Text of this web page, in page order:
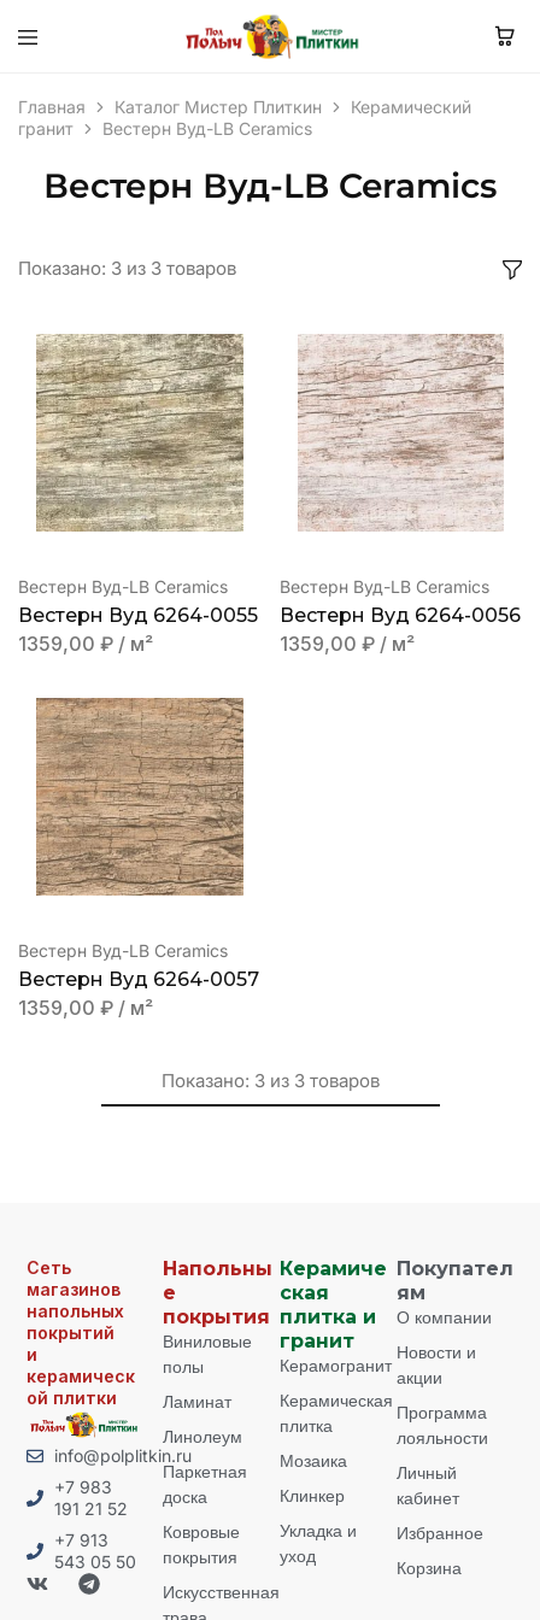
Главная Каталог Мистер Плиткин
Керамический
гранит
Вестерн Вуд-LB Ceramics
Вестерн Вуд-LB Ceramics
Показано: 3 из 3 товаров
Вестерн Вуд-LB Ceramics
Вестерн Вуд 6264-0055
1359,00 ₽ / м²
Вестерн Вуд-LB Ceramics
Вестерн Вуд 6264-0056
1359,00 ₽ / м²
Вестерн Вуд-LB Ceramics
Вестерн Вуд 6264-0057
1359,00 ₽ / м²
Показано: 3 из 3 товаров
Сеть
магазинов
напольных
покрытий
и
керамическ
ой плитки
info@polplitkin.ru
+7 983
191 21 52
+7 913
543 05 50
Напольны
е
покрытия
Виниловые
полы
Ламинат
Линолеум
Паркетная
доска
Ковровые
покрытия
Искусственная
Керамиче
ская
плитка и
гранит
Керамогранит
Керамическая
плитка
Мозаика
Клинкер
Укладка и
уход
Покупател
ям
О компании
Новости и
акции
Программа
лояльности
Личный
кабинет
Избранное
Корзина